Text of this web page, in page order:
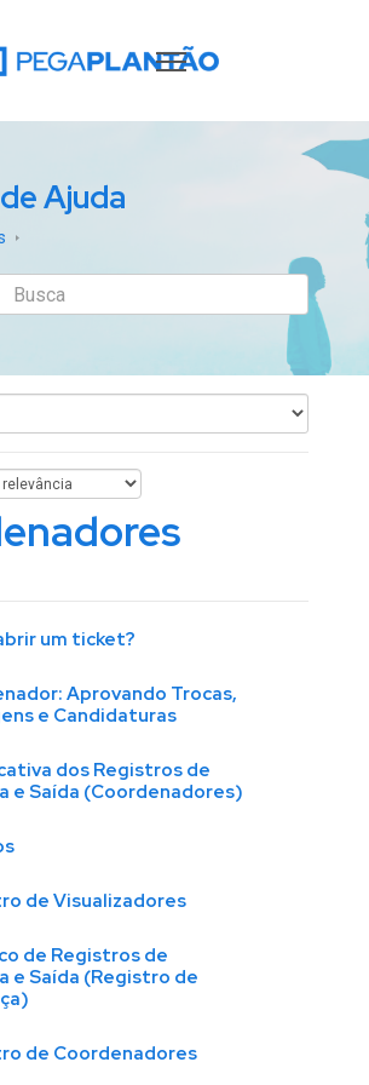
Ajuda
um ticket?
Aprovando Trocas,
e Candidaturas
dos Registros de
e Saída (Coordenadores)
de Visualizadores
de Registros de
e Saída (Registro de
de Coordenadores